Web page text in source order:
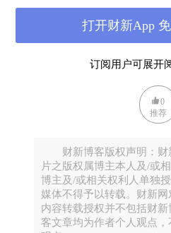
到诟病。
比如，菲利普亲王就曾与中
事，但是当时未引起中国国
他随同伊丽莎白二世女王访
时在北京的一些英国外交官
久，否则也会变成“小眯缝眼”
这样的言论被一些人指出是
订阅用户可展开
打开财新App
0
推荐
财新博客版权声明：财
片之版权属博主本人及/或
博主及/或相关权利人单独
媒体不得予以转载。财新
内容转载授权并不包括财
客文章均为作者个人观点